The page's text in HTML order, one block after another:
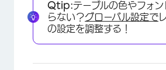
Qtip:テーブルの色やフォ
らない？グローバル設定で
の設定を調整する！